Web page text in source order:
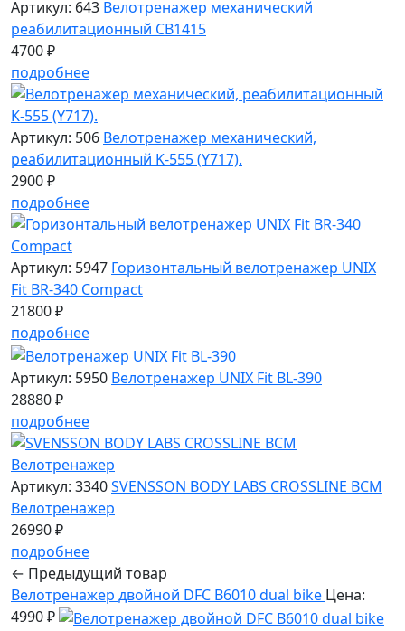
Артикул: 643 Велотренажер механический
реабилитационный CB1415
4700 ₽
подробнее
Артикул: 506 Велотренажер механический,
реабилитационный K-555 (Y717).
2900 ₽
подробнее
Артикул: 5947 Горизонтальный велотренажер UNIX
Fit BR-340 Compact
21800 ₽
подробнее
Артикул: 5950 Велотренажер UNIX Fit BL-390
28880 ₽
подробнее
Артикул: 3340SVENSSON BODY LABS CROSSLINE BCM
Велотренажер
26990 ₽
подробнее
← Предыдущий товар
Велотренажер двойной DFC B6010 dual bike Цена:
4990 ₽